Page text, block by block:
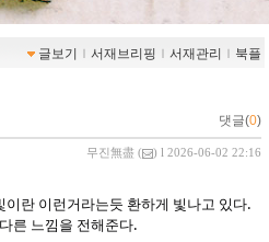
글보기 ｌ 서재브리핑 ｌ 서재관리 ｌ 북플
댓글(0)
무진無盡 ( ) l 2026-06-02 22:16
란 이런거라는듯 환하게 빛나고 있다.
른 느낌을 전해준다.